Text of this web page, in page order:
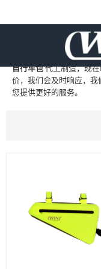
防水三角自行车包
防水三角自行车包
自行车包代工制造，现
价，我们会及时响应，我
您提供更好的服务。